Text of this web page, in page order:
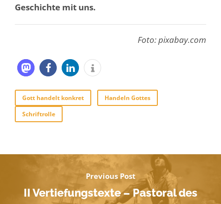
Geschichte mit uns.
Foto: pixabay.com
Gott handelt konkret
Handeln Gottes
Schriftrolle
Previous Post
II Vertiefungstexte – Pastoral des